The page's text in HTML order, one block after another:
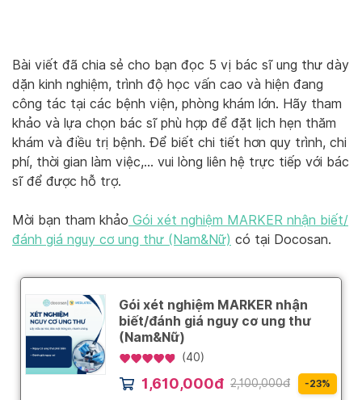
Bài viết đã chia sẻ cho bạn đọc 5 vị bác sĩ ung thư dày
dặn kinh nghiệm, trình độ học vấn cao và hiện đang
công tác tại các bệnh viện, phòng khám lớn. Hãy tham
khảo và lựa chọn bác sĩ phù hợp để đặt lịch hẹn thăm
khám và điều trị bệnh. Để biết chi tiết hơn quy trình, chi
phí, thời gian làm việc,… vui lòng liên hệ trực tiếp với bác
sĩ để được hỗ trợ.
Mời bạn tham khảo Gói xét nghiệm MARKER nhận biết/
đánh giá nguy cơ ung thư (Nam&Nữ) có tại Docosan.